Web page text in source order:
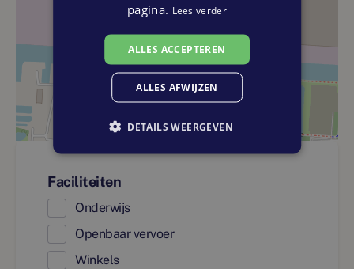
Faciliteiten
Onderwijs
Openbaar vervoer
Winkels
pagina. Lees verder
ALLES ACCEPTEREN
ALLES AFWIJZEN
DETAILS WEERGEVEN